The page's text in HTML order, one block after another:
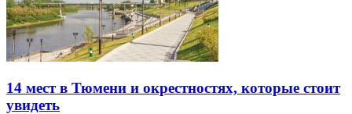
14 мест в Тюмени и окрестностях, которые стоит
увидеть